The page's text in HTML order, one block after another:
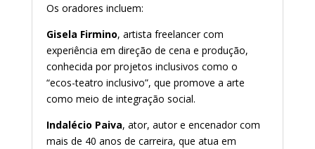
Os oradores incluem:
Gisela Firmino, artista freelancer com
experiência em direção de cena e produção,
conhecida por projetos inclusivos como o
“ecos-teatro inclusivo”, que promove a arte
como meio de integração social.
Indalécio Paiva, ator, autor e encenador com
mais de 40 anos de carreira, que atua em